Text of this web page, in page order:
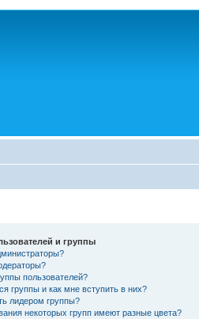
и группы
пользователей?
группы и как мне вступить в них?
лидером группы?
некоторых групп имеют разные цвета?